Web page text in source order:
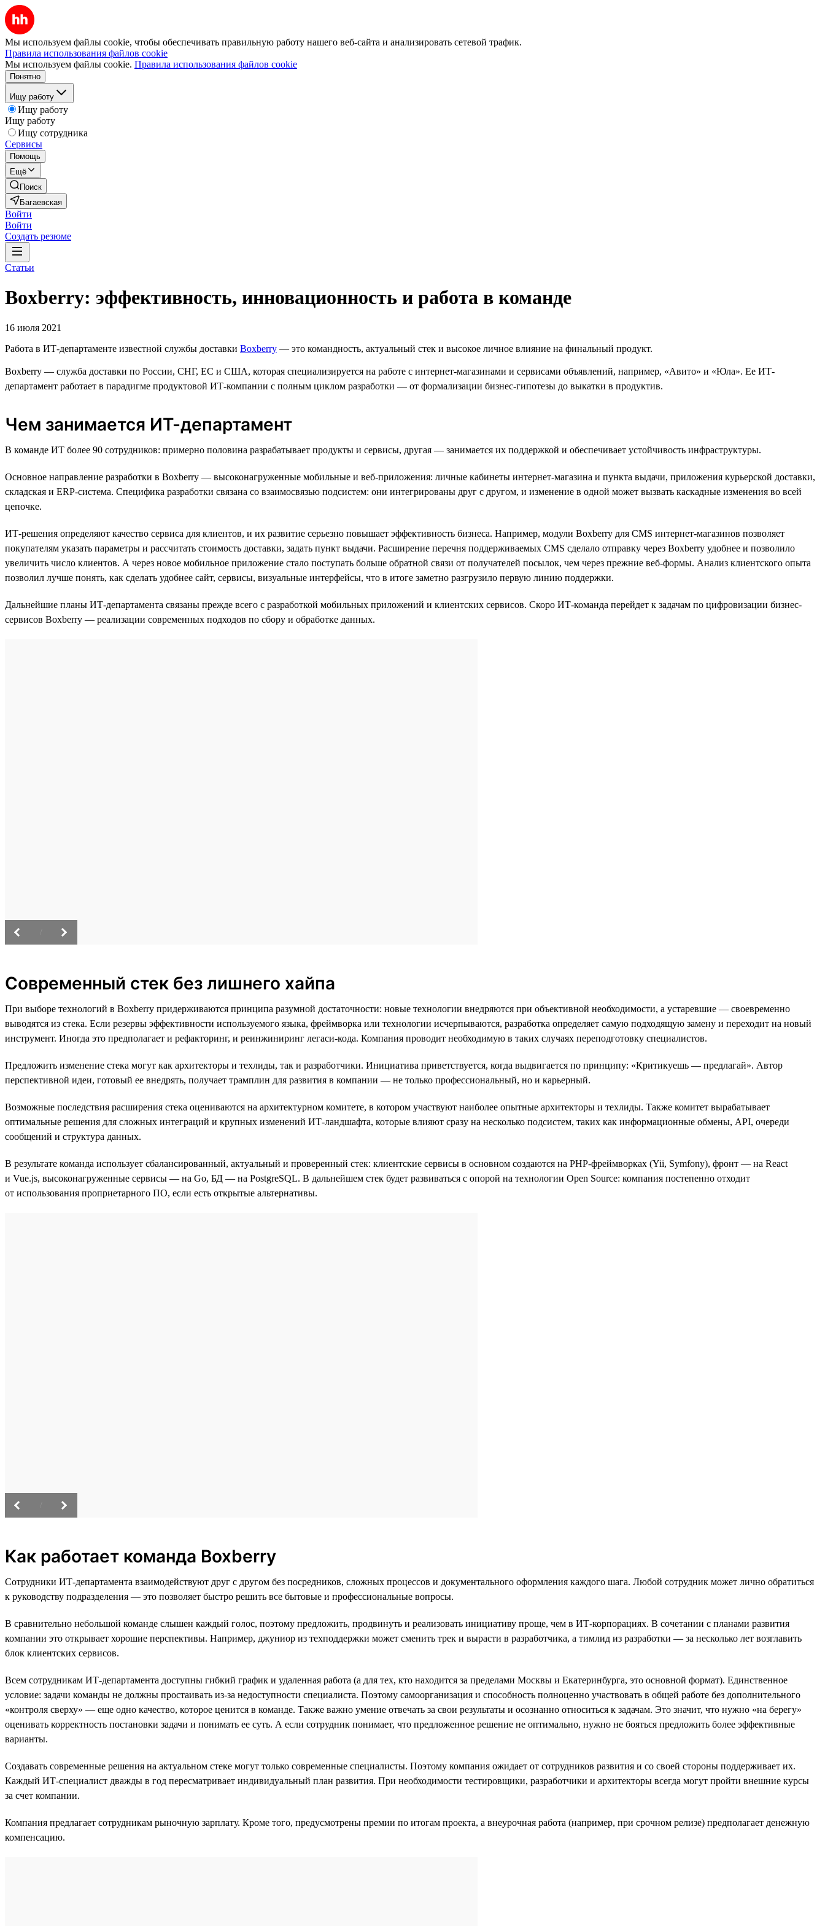
Мы используем файлы cookie, чтобы обеспечивать правильную работу нашего веб-сайта и анализировать сетевой трафик.
Правила использования файлов cookie
Мы используем файлы cookie. Правила использования файлов cookie
Понятно
Ищу работу
Ищу работу
Ищу работу
Ищу сотрудника
Сервисы
Помощь
Ещё
Поиск
Багаевская
Войти
Войти
Создать резюме
Статьи
Boxberry: эффективность, инновационность и работа в команде
16 июля 2021
Работа в ИТ-департаменте известной службы доставки Boxberry — это командность, актуальный стек и высокое личное влияние на финальный продукт.
Boxberry — служба доставки по России, СНГ, ЕС и США, которая специализируется на работе с интернет-магазинами и сервисами объявлений, например, «Авито» и «Юла». Ее ИТ-
департамент работает в парадигме продуктовой ИТ-компании с полным циклом разработки — от формализации бизнес-гипотезы до выкатки в продуктив.
Чем занимается ИТ-департамент
В команде ИТ более 90 сотрудников: примерно половина разрабатывает продукты и сервисы, другая — занимается их поддержкой и обеспечивает устойчивость инфраструктуры.
Основное направление разработки в Boxberry — высоконагруженные мобильные и веб-приложения: личные кабинеты интернет-магазина и пункта выдачи, приложения курьерской доставки,
складская и ERP-система. Специфика разработки связана со взаимосвязью подсистем: они интегрированы друг с другом, и изменение в одной может вызвать каскадные изменения во всей
цепочке.
ИТ-решения определяют качество сервиса для клиентов, и их развитие серьезно повышает эффективность бизнеса. Например, модули Boxberry для CMS интернет-магазинов позволяет
покупателям указать параметры и рассчитать стоимость доставки, задать пункт выдачи. Расширение перечня поддерживаемых CMS сделало отправку через Boxberry удобнее и позволило
увеличить число клиентов. А через новое мобильное приложение стало поступать больше обратной связи от получателей посылок, чем через прежние веб-формы. Анализ клиентского опыта
позволил лучше понять, как сделать удобнее сайт, сервисы, визуальные интерфейсы, что в итоге заметно разгрузило первую линию поддержки.
Дальнейшие планы ИТ-департамента связаны прежде всего с разработкой мобильных приложений и клиентских сервисов. Скоро ИТ-команда перейдет к задачам по цифровизации бизнес-
сервисов Boxberry — реализации современных подходов по сбору и обработке данных.
Современный стек без лишнего хайпа
При выборе технологий в Boxberry придерживаются принципа разумной достаточности: новые технологии внедряются при объективной необходимости, а устаревшие — своевременно
выводятся из стека. Если резервы эффективности используемого языка, фреймворка или технологии исчерпываются, разработка определяет самую подходящую замену и переходит на новый
инструмент. Иногда это предполагает и рефакторинг, и реинжиниринг легаси-кода. Компания проводит необходимую в таких случаях переподготовку специалистов.
Предложить изменение стека могут как архитекторы и техлиды, так и разработчики. Инициатива приветствуется, когда выдвигается по принципу: «Критикуешь — предлагай». Автор
перспективной идеи, готовый ее внедрять, получает трамплин для развития в компании — не только профессиональный, но и карьерный.
Возможные последствия расширения стека оцениваются на архитектурном комитете, в котором участвуют наиболее опытные архитекторы и техлиды. Также комитет вырабатывает
оптимальные решения для сложных интеграций и крупных изменений ИТ-ландшафта, которые влияют сразу на несколько подсистем, таких как информационные обмены, API, очереди
сообщений и структура данных.
В результате команда использует сбалансированный, актуальный и проверенный стек: клиентские сервисы в основном создаются на PHP-фреймворках (Yii, Symfony), фронт — на React
и Vue.js, высоконагруженные сервисы — на Go, БД — на PostgreSQL. В дальнейшем стек будет развиваться с опорой на технологии Open Source: компания постепенно отходит
от использования проприетарного ПО, если есть открытые альтернативы.
Как работает команда Boxberry
Сотрудники ИТ-департамента взаимодействуют друг с другом без посредников, сложных процессов и документального оформления каждого шага. Любой сотрудник может лично обратиться
к руководству подразделения — это позволяет быстро решить все бытовые и профессиональные вопросы.
В сравнительно небольшой команде слышен каждый голос, поэтому предложить, продвинуть и реализовать инициативу проще, чем в ИТ-корпорациях. В сочетании с планами развития
компании это открывает хорошие перспективы. Например, джуниор из техподдержки может сменить трек и вырасти в разработчика, а тимлид из разработки — за несколько лет возглавить
блок клиентских сервисов.
Всем сотрудникам ИТ-департамента доступны гибкий график и удаленная работа (а для тех, кто находится за пределами Москвы и Екатеринбурга, это основной формат). Единственное
условие: задачи команды не должны простаивать из-за недоступности специалиста. Поэтому самоорганизация и способность полноценно участвовать в общей работе без дополнительного
«контроля сверху» — еще одно качество, которое ценится в команде. Также важно умение отвечать за свои результаты и осознанно относиться к задачам. Это значит, что нужно «на берегу»
оценивать корректность постановки задачи и понимать ее суть. А если сотрудник понимает, что предложенное решение не оптимально, нужно не бояться предложить более эффективные
варианты.
Создавать современные решения на актуальном стеке могут только современные специалисты. Поэтому компания ожидает от сотрудников развития и со своей стороны поддерживает их.
Каждый ИТ-специалист дважды в год пересматривает индивидуальный план развития. При необходимости тестировщики, разработчики и архитекторы всегда могут пройти внешние курсы
за счет компании.
Компания предлагает сотрудникам рыночную зарплату. Кроме того, предусмотрены премии по итогам проекта, а внеурочная работа (например, при срочном релизе) предполагает денежную
компенсацию.